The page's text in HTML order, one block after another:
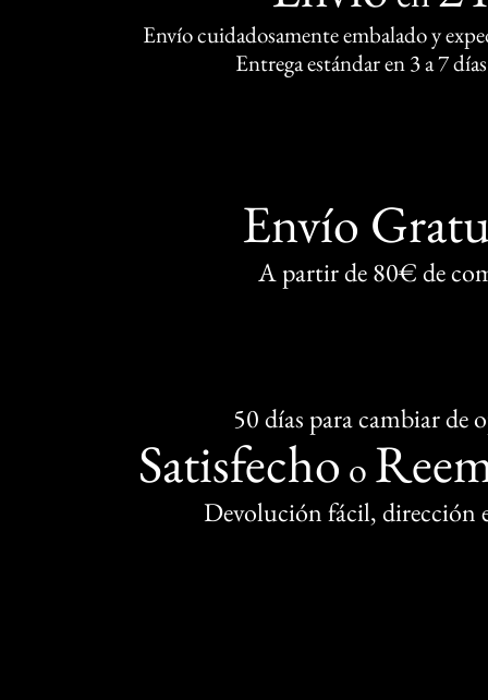
Envío cuidadosamente embalado y
Entrega estándar en 3 a 7
Envío
A partir de 80€ de
50 días para cambiar de
Satisfecho o
Devolución fácil, dirección